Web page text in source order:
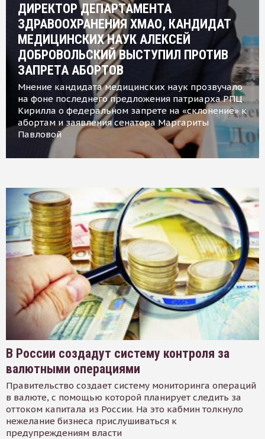
ДИРЕКТОР ДЕПАРТАМЕНТА
ЗДРАВООХРАНЕНИЯ ХМАО, КАНДИДАТ
МЕДИЦИНСКИХ НАУК АЛЕКСЕЙ
ДОБРОВОЛЬСКИЙ ВЫСТУПИЛ ПРОТИВ
ЗАПРЕТА АБОРТОВ
Мнение кандидата медицинских наук прозвучало
на фоне последнего предложения патриарха РПЦ
Кирилла о федеральном запрете на «склонение» к
абортам и заявления сенатора Маргариты
Павловой
В России создадут систему контроля за
валютными операциями
Правительство создает систему мониторинга операций
в валюте, с помощью которой планирует следить за
оттоком капитала из России. На это кабмин толкнуло
нежелание бизнеса прислушиваться к
предупреждениям власти